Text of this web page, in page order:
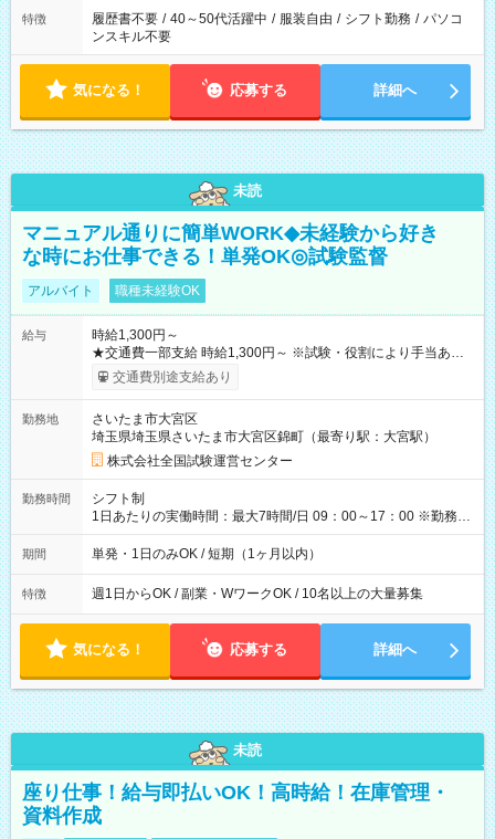
特徴 履歴書不要 / 40～50代活躍中 / 服装自由 / シフト勤務 / パソコ
ンスキル不要
気になる！ 応募する 詳細へ
未読
マニュアル通りに簡単WORK◆未経験から好き
な時にお仕事できる！単発OK◎試験監督
アルバイト 職種未経験OK
給与
時給1,300円～
★交通費一部支給 時給1,300円～ ※試験・役割により手当あり
※勤務回数により昇給あり 【即給（前払い）オプションあ
り！】 希望される場合、勤務から1週間ほどで給与の一部を受け
例】 ・河合塾模擬試験 8:30～17:30（休憩1時間） 時給1,300円
×8時間＝日収10,400円＋交通費 ※当日の役割により時給＋100
円の場合あり ・国家試験 7:00～13:30（休憩なし） 時給1,300
円（役割手当＋100円）×6時間＝日収8,400円＋交通費 【試用期
間】試用期間なし
交通費別途支給あり
勤務地
さいたま市大宮区
埼玉県埼玉県さいたま市大宮区錦町（最寄り駅：大宮駅）
株式会社全国試験運営センター
勤務時間
シフト制
1日あたりの実働時間：最大7時間/日 09：00～17：00 ※勤務時
間は 試験により異なります。
期間 単発・1日のみOK / 短期（1ヶ月以内）
特徴 週1日からOK / 副業・WワークOK / 10名以上の大量募集
気になる！ 応募する 詳細へ
未読
座り仕事！給与即払いOK！高時給！在庫管理・
資料作成